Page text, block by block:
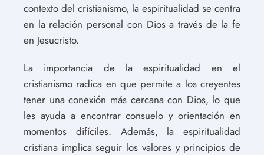
contexto del cristianismo, la espiritualidad se centra
en la relación personal con Dios a través de la fe
en Jesucristo.
La importancia de la espiritualidad en el
cristianismo radica en que permite a los creyentes
tener una conexión más cercana con Dios, lo que
les ayuda a encontrar consuelo y orientación en
momentos difíciles. Además, la espiritualidad
cristiana implica seguir los valores y principios de